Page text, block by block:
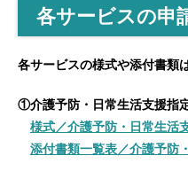
各サービスの申
各サービスの様式や添付書類
①介護予防・日常生活支援指
様式／介護予防・日常生活
添付書類一覧表／介護予防